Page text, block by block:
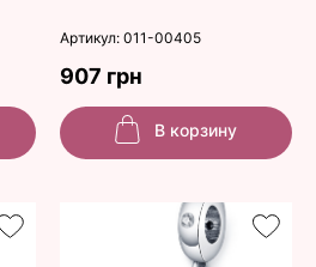
Артикул: 011-00405
907 грн
В корзину